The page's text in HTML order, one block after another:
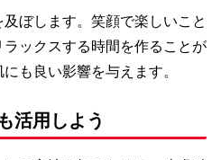
ぼします。笑顔で楽しいこと
ックスする時間を作ることが
も良い影響を与えます。
活用しよう